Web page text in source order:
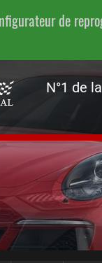
de
N°1 de la